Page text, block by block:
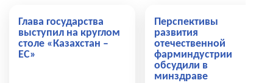
Глава государства
выступил на круглом
столе «Казахстан –
ЕС»
Перспективы
развития
отечественной
фарминдустрии
обсудили в
минздраве